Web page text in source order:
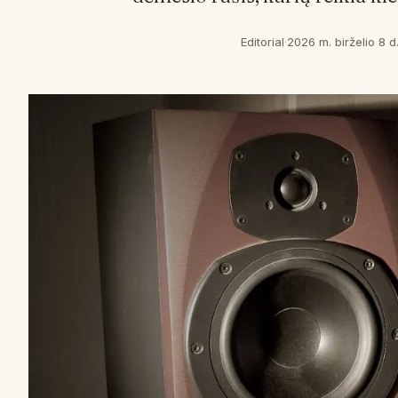
Editorial·2026 m. birželio 8 d.